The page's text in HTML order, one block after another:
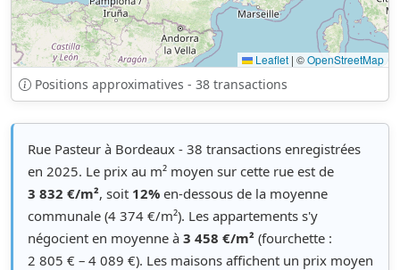
Leaflet | ©OpenStreetMap
Positions approximatives - 38 transactions
Rue Pasteur à Bordeaux - 38 transactions enregistrées
en 2025. Le prix au m² moyen sur cette rue est de
3 832 €/m², soit 12% en-dessous de la moyenne
communale (4 374 €/m²). Les appartements s'y
négocient en moyenne à 3 458 €/m² (fourchette :
2 805 € – 4 089 €). Les maisons affichent un prix moyen